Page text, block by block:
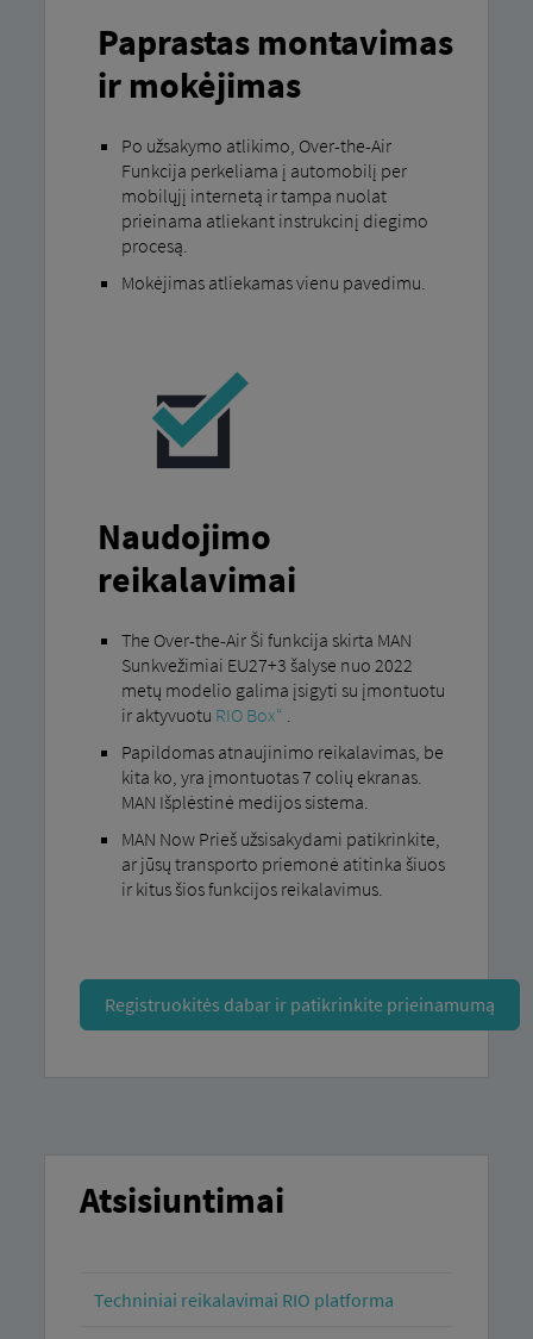
Paprastas montavimas
ir mokėjimas
Po užsakymo atlikimo, Over-the-Air
Funkcija perkeliama į automobilį per
mobilųjį internetą ir tampa nuolat
prieinama atliekant instrukcinį diegimo
procesą.
Mokėjimas atliekamas vienu pavedimu.
Naudojimo
reikalavimai
The Over-the-Air Ši funkcija skirta MAN
Sunkvežimiai EU27+3 šalyse nuo 2022
metų modelio galima įsigyti su įmontuotu
ir aktyvuotu RIO Box“
Papildomas atnaujinimo reikalavimas, be
kita ko, yra įmontuotas 7 colių ekranas.
MAN Išplėstinė medijos sistema.
MAN Now Prieš užsisakydami patikrinkite,
ar jūsų transporto priemonė atitinka šiuos
ir kitus šios funkcijos reikalavimus.
Registruokitės dabar ir patikrinkite prieinamumą
Atsisiuntimai
Techniniai reikalavimai RIO platforma